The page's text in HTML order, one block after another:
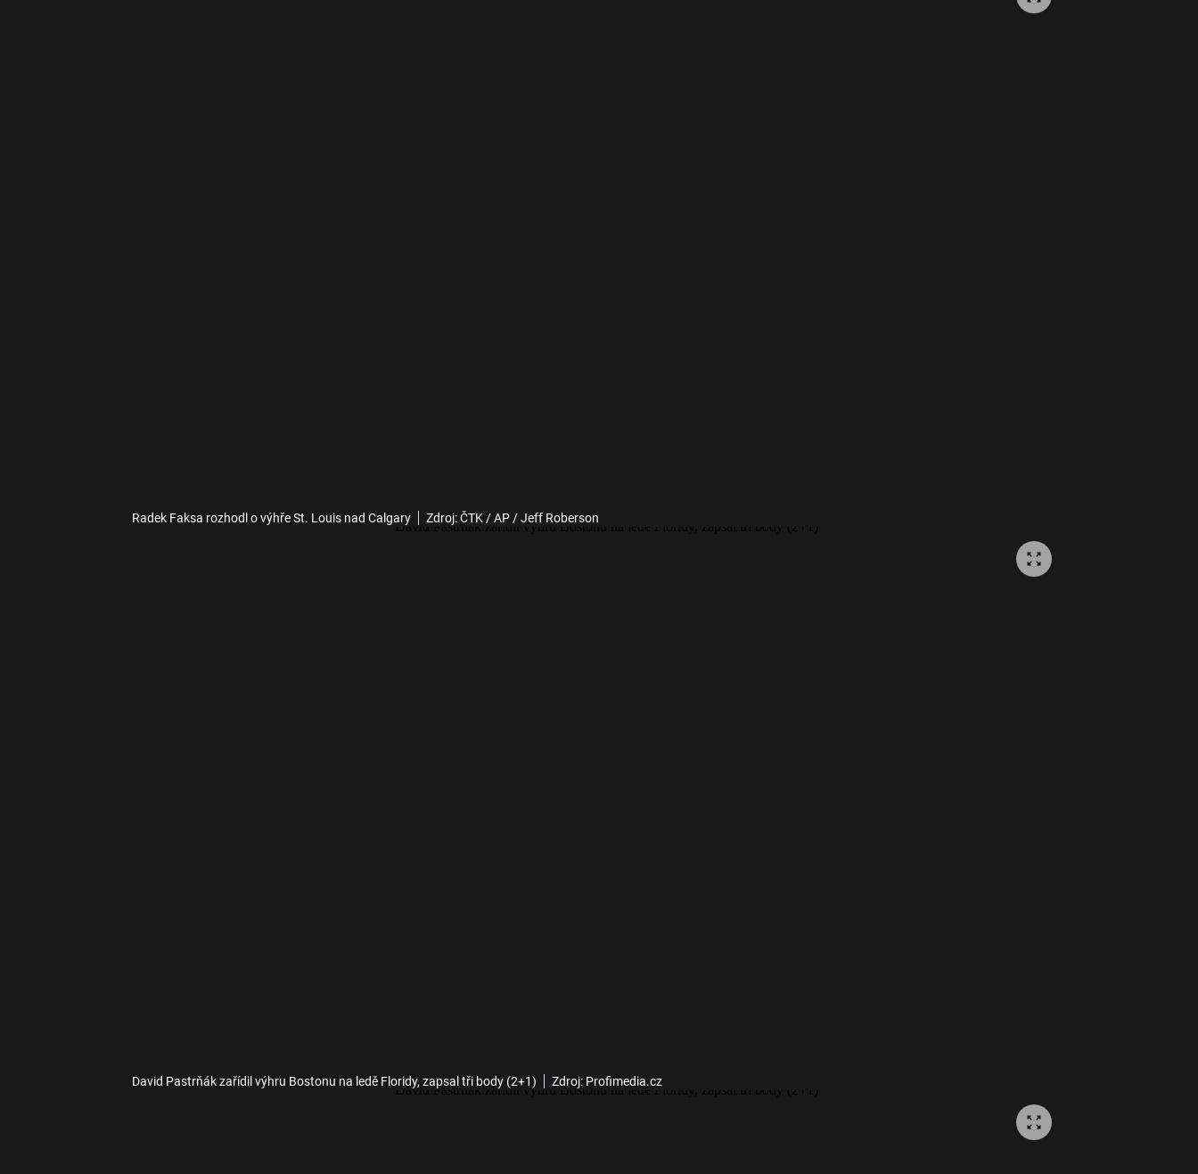
Radek Faksa rozhodl o výhře St. Louis nad Calgary Zdroj: ČTK / AP / Jeff Roberson
David Pastrňák zařídil výhru Bostonu na ledě Floridy, zapsal tři body (2+1) Zdroj: Profimedia.cz